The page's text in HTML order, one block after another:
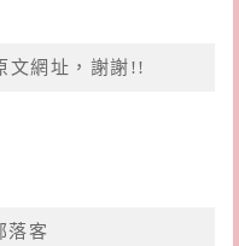
文網址，謝謝!!
落客